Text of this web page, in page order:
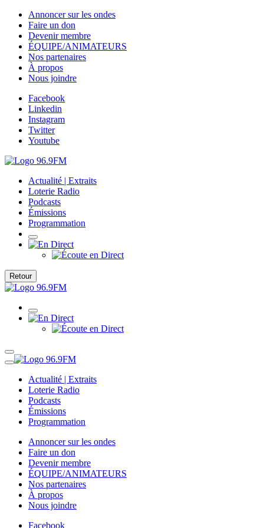
Annoncer sur les ondes
Faire un don
Devenir membre
ÉQUIPE/ANIMATEURS
Nos partenaires
À propos
Nous joindre
Facebook
Linkedin
Instagram
Twitter
Youtube
Actualité | Extraits
Loterie Radio
Podcasts
Émissions
Programmation
Retour
Actualité | Extraits
Loterie Radio
Podcasts
Émissions
Programmation
Annoncer sur les ondes
Faire un don
Devenir membre
ÉQUIPE/ANIMATEURS
Nos partenaires
À propos
Nous joindre
Facebook